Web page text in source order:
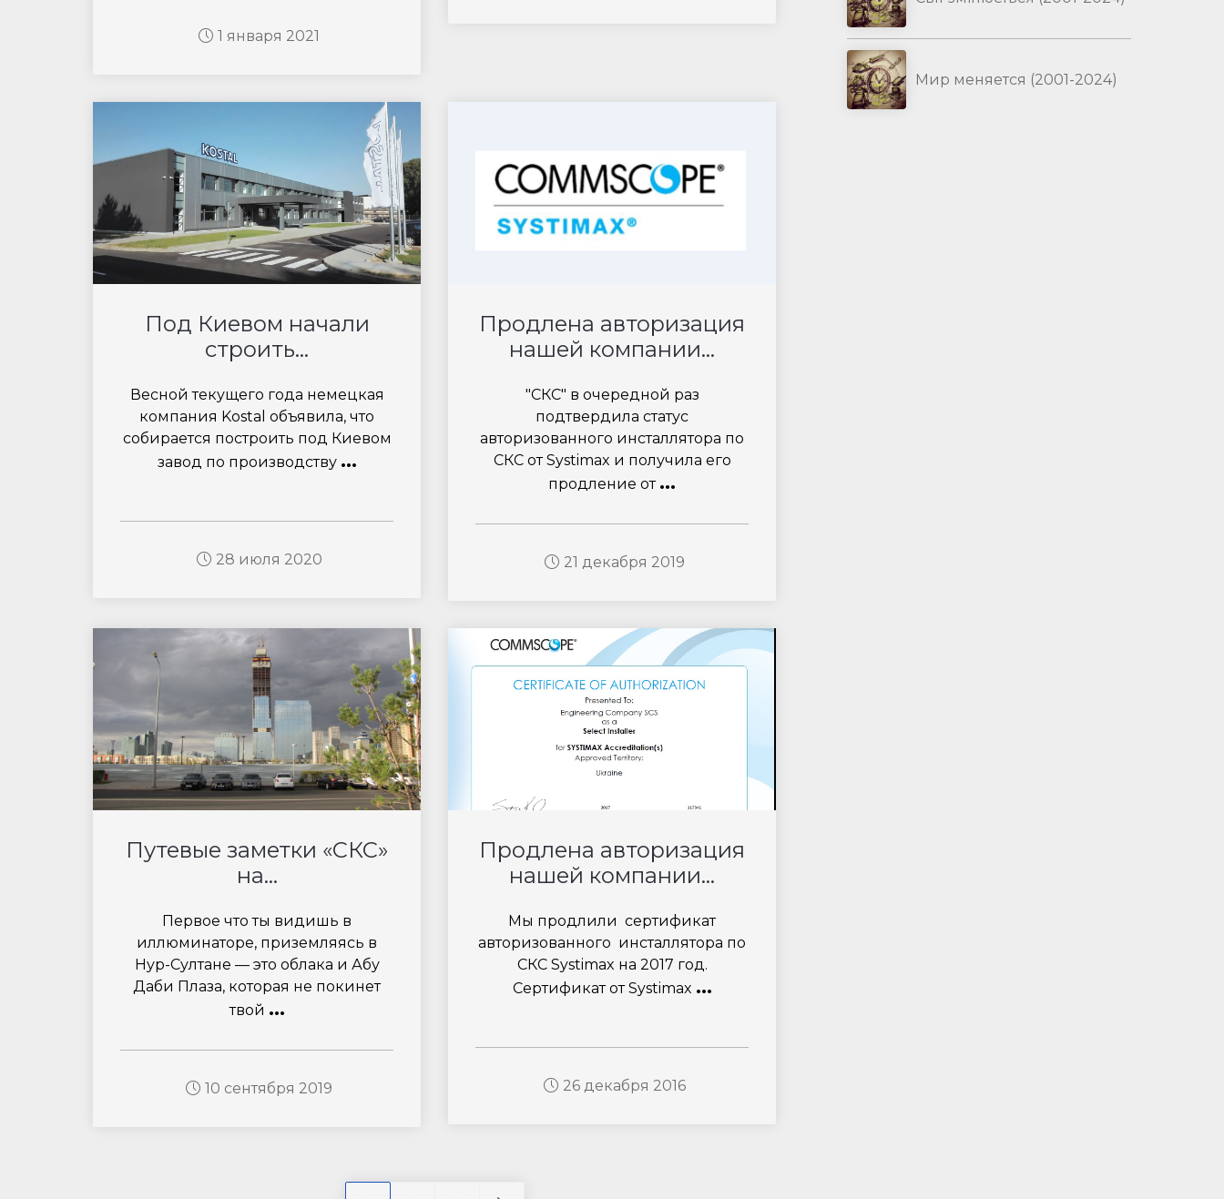
1 января 2021
Под Киевом начали
строить...
Весной текущего года немецкая
компания Kostal объявила, что
собирается построить под Киевом
завод по производству ...
28 июля 2020
Продлена авторизация
нашей компании...
"СКС" в очередной раз
подтвердила статус
авторизованного инсталлятора по
СКС от Systimax и получила его
продление от ...
21 декабря 2019
Путевые заметки «СКС»
на...
Первое что ты видишь в
иллюминаторе, приземляясь в
Нур-Султане — это облака и Абу
Даби Плаза, которая не покинет
твой ...
10 сентября 2019
Продлена авторизация
нашей компании...
Мы продлили сертификат
авторизованного инсталлятора по
СКС Systimax на 2017 год.
Сертификат от Systimax ...
26 декабря 2016
Мир меняется (2001-2024)